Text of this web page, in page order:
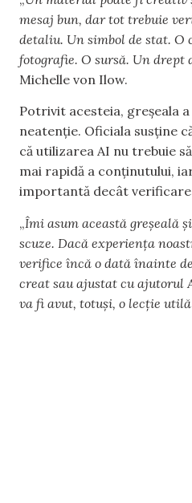
mesaj bun, dar tot trebuie
detaliu. Un simbol de stat. O
fotografie. O sursă. Un drept
Michelle von Ilow.
Potrivit acesteia, greșeala
neatenție. Oficiala susține
că utilizarea AI nu trebuie
mai rapidă a conținutului,
importantă decât
„Îmi asum această greșeală
scuze. Dacă experiența
verifice încă o dată înainte
creat sau ajustat cu ajutorul
va fi avut, totuși, o lecție